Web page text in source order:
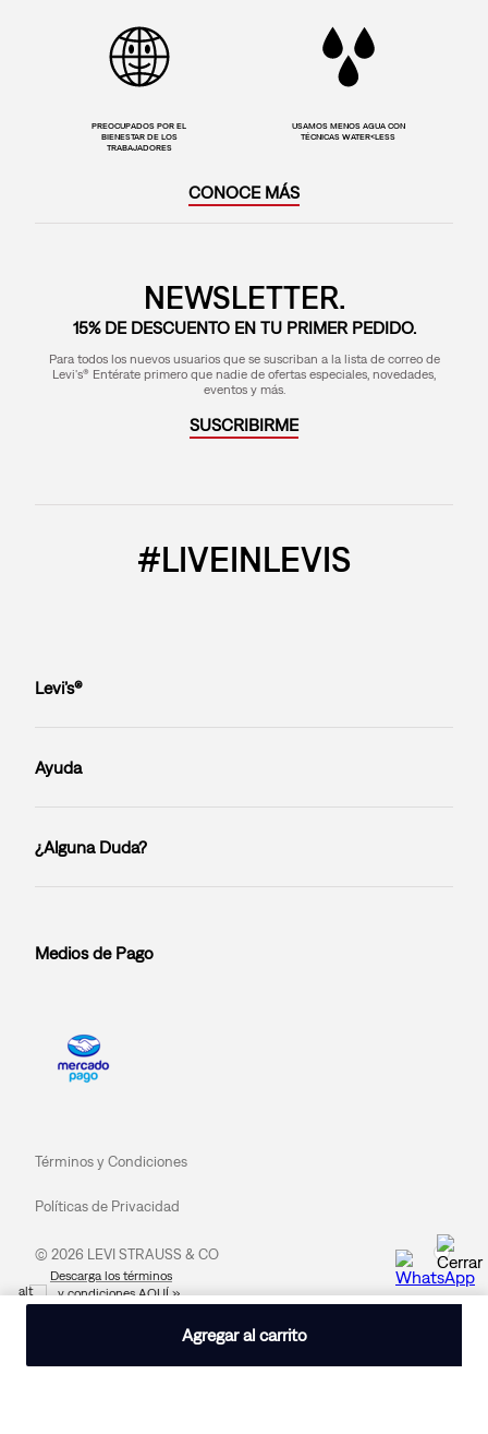
Agregar al carrito
PREOCUPADOS POR EL
BIENESTAR DE LOS
TRABAJADORES
USAMOS MENOS AGUA CON
TÉCNICAS WATER<LESS
CONOCE MÁS
NEWSLETTER.
15% DE DESCUENTO EN TU PRIMER PEDIDO.
Para todos los nuevos usuarios que se suscriban a la lista de correo de
Levi's® Entérate primero que nadie de ofertas especiales, novedades,
eventos y más.
SUSCRIBIRME
#LIVEINLEVIS
Levi’s®
Ayuda
¿Alguna Duda?
Medios de Pago
Términos y Condiciones
Políticas de Privacidad
© 2026 LEVI STRAUSS & CO
Descarga los términos
y condiciones AQUÍ »